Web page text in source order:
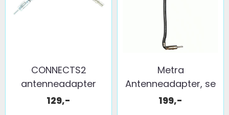
CONNECTS2
antenneadapter
(FM) GM (2006 ...
129,-
Metra
Antenneadapter, se
egen liste ...
199,-